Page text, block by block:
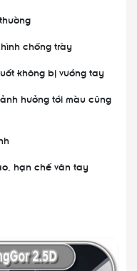
chống trày
không bị vướng tay
hưởng tới màu cũng
hạn chế vân tay